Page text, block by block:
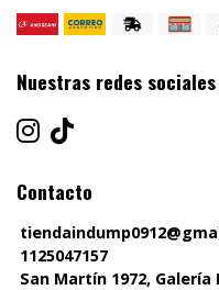
Nuestras redes sociales
Contacto
1125047157
San Martín 1972,